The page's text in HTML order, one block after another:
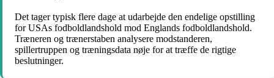
Det tager typisk flere dage at udarbejde den endelige opstilling
for USAs fodboldlandshold mod Englands fodboldlandshold.
Træneren og trænerstaben analysere modstanderen,
spillertruppen og træningsdata nøje for at træffe de rigtige
beslutninger.